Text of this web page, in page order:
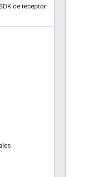
de receptor